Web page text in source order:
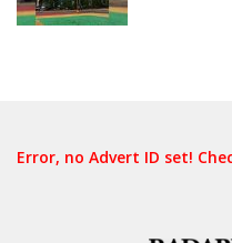
Error, no Advert ID set!